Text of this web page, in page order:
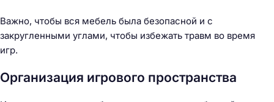
Важно, чтобы вся мебель была безопасной и с
закругленными углами, чтобы избежать травм во время
игр.
Организация игрового пространства